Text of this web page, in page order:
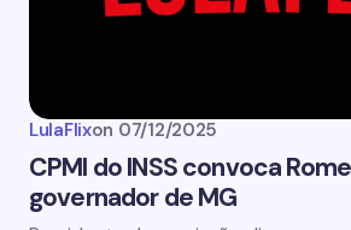
LulaFlixon 07/12/2025
CPMI do INSS convoca
governador de MG